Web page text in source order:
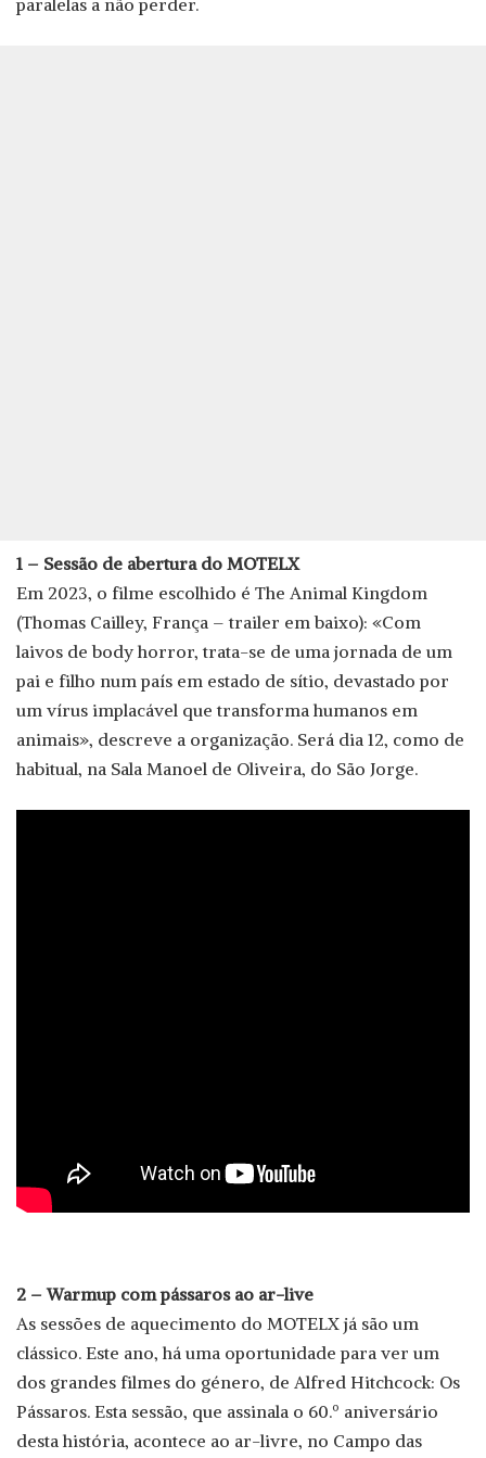
paralelas a não perder.
1 – Sessão de abertura do MOTELX
Em 2023, o filme escolhido é The Animal Kingdom
(Thomas Cailley, França – trailer em baixo): «Com
laivos de body horror, trata-se de uma jornada de um
pai e filho num país em estado de sítio, devastado por
um vírus implacável que transforma humanos em
animais», descreve a organização. Será dia 12, como de
habitual, na Sala Manoel de Oliveira, do São Jorge.
2 – Warmup com pássaros ao ar-live
As sessões de aquecimento do MOTELX já são um
clássico. Este ano, há uma oportunidade para ver um
dos grandes filmes do género, de Alfred Hitchcock: Os
Pássaros. Esta sessão, que assinala o 60.º aniversário
desta história, acontece ao ar-livre, no Campo das